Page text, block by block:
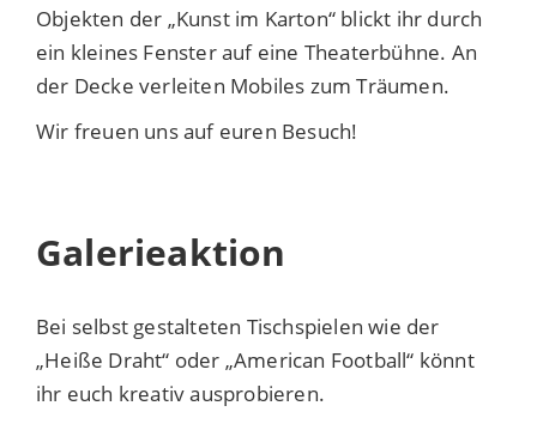
Objekten der „Kunst im Karton“ blickt ihr durch
ein kleines Fenster auf eine Theaterbühne. An
der Decke verleiten Mobiles zum Träumen.
Wir freuen uns auf euren Besuch!
Galerieaktion
Bei selbst gestalteten Tischspielen wie der
„Heiße Draht“ oder „American Football“ könnt
ihr euch kreativ ausprobieren.